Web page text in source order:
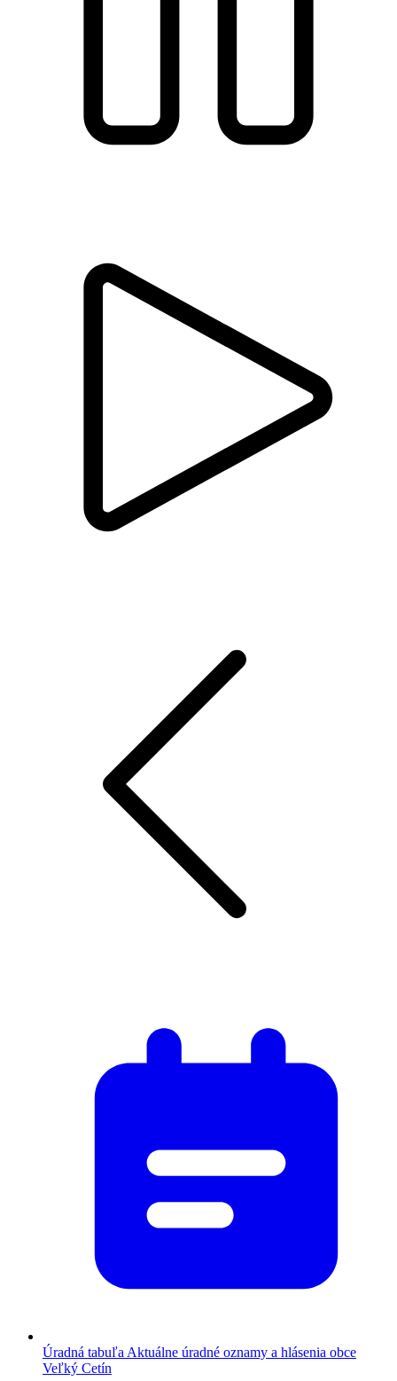
Úradná tabuľa Aktuálne úradné oznamy a hlásenia obce
Veľký Cetín